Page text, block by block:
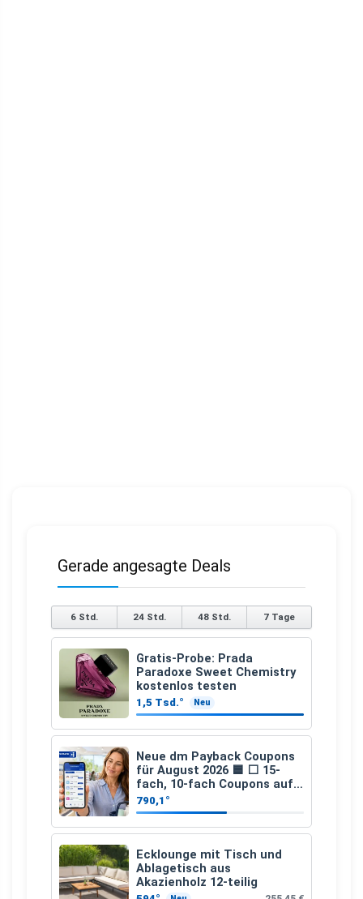
Gerade angesagte Deals
6 Std. 24 Std. 48 Std. 7 Tage
Gratis-Probe: Prada
Paradoxe Sweet Chemistry
kostenlos testen
1,5 Tsd.° Neu
Neue dm Payback Coupons
für August 2026 🟦 ⬜ 15-
fach, 10-fach Coupons auf
den gesamten Einkauf ab 2
€
790,1°
Ecklounge mit Tisch und
Ablagetisch aus
Akazienholz 12-teilig